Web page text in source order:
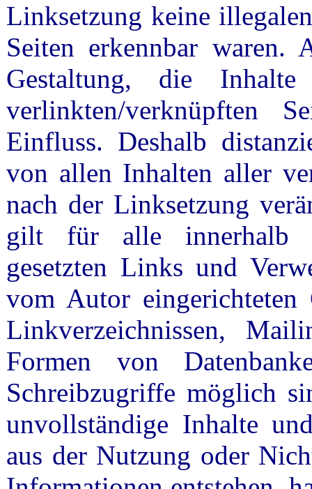
Linksetzung keine
Seiten erkennbar
Gestaltung, die
verlinkten/verknüpften
Einfluss. Deshalb
von allen Inhalten aller
nach der Linksetzung
gilt für alle innerhalb
gesetzten Links und
vom Autor eingerichteten
Linkverzeichnissen,
Formen von
Schreibzugriffe möglich
unvollständige Inhalte
aus der Nutzung oder